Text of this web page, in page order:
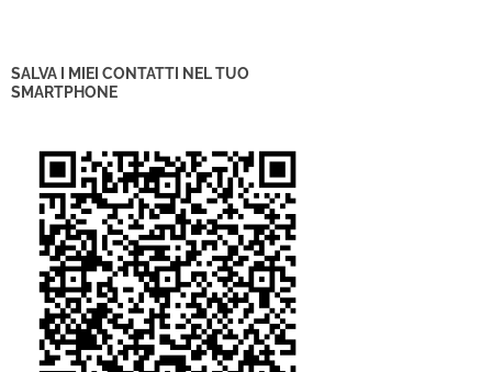
SALVA I MIEI CONTATTI NEL TUO
SMARTPHONE